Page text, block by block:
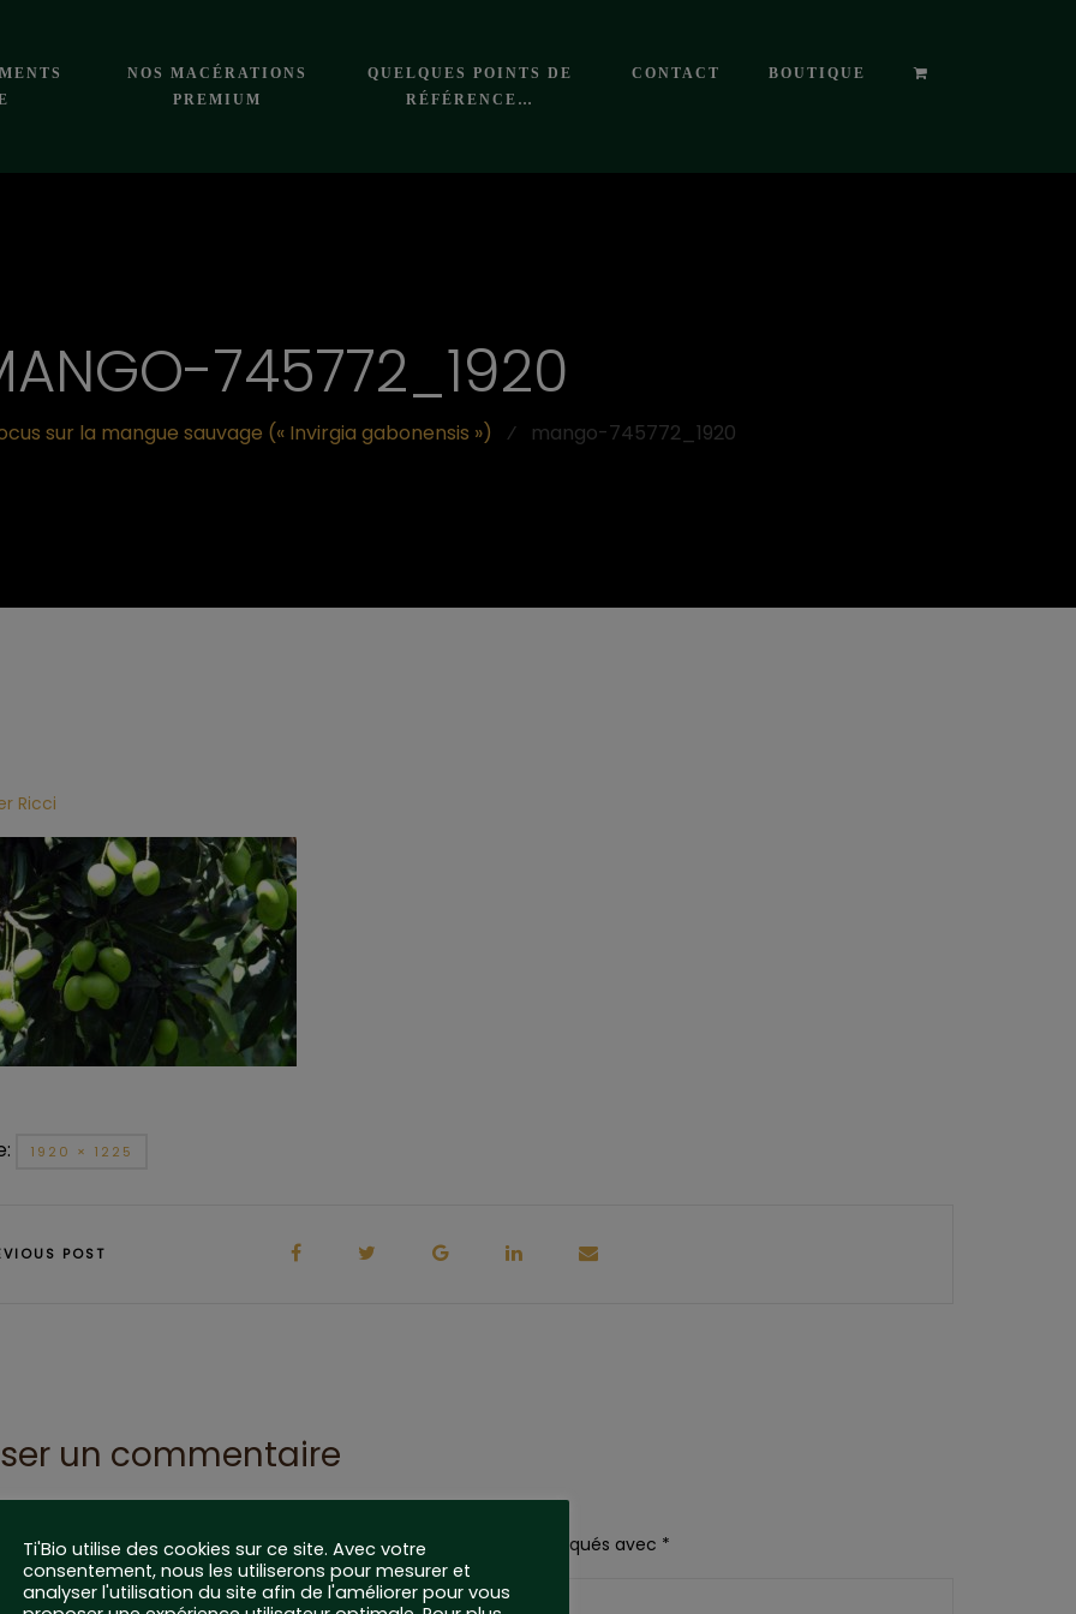
NOS MACÉRATIONS
PREMIUM
QUELQUES POINTS DE
RÉFÉRENCE…
CONTACT BOUTIQUE
745772_1920
sur la mangue sauvage (« Invirgia gabonensis ») ⁄ mango-745772_1920
Ricci
1920 × 1225
POST
un commentaire
e-mail ne sera pas publiée. Les champs obligatoires sont indiqués avec *
Ti'Bio utilise des cookies sur ce site. Avec votre
consentement, nous les utiliserons pour mesurer et
analyser l'utilisation du site afin de l'améliorer pour vous